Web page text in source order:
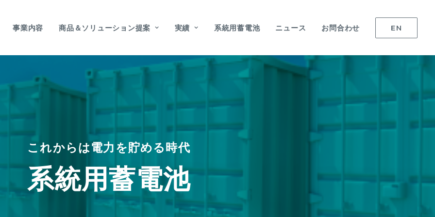
事業内容 商品＆ソリューション提案 実績 系統用蓄電池 ニュース お問合わせ EN
これからは電力を貯める時代
系統用蓄電池